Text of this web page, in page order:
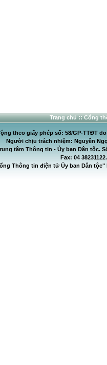
Trang chủ:: Cổng
theo giấy phép số: 58/GP-TTĐT
Người chịu trách nhiệm: Nguyễn
tâm Thông tin - Ủy ban Dân tộc.
Fax: 04
Thông tin điện tử Ủy ban Dân